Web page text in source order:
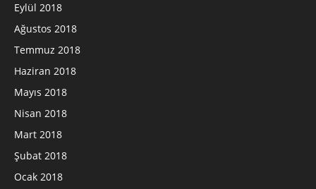
Eylül 2018
Ağustos 2018
Temmuz 2018
Haziran 2018
Mayıs 2018
Nisan 2018
Mart 2018
Şubat 2018
Ocak 2018